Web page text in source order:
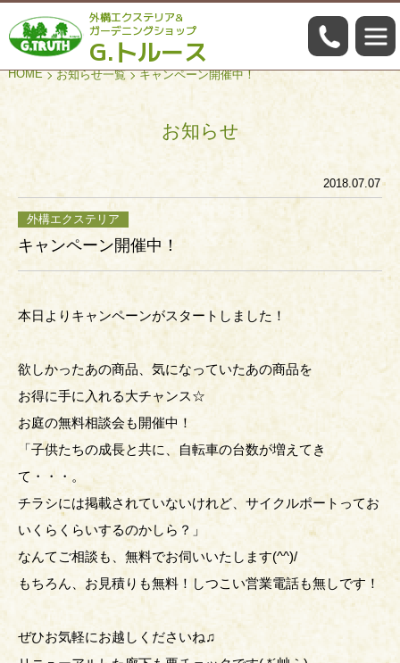
外構エクステリア&
ガーデニングショップ
G.トルース
059-
HOME お知らせ一覧 キャンペーン開催中！
お知らせ
外構エクステリア
キャンペーン開催中！
2018.07.07
本日よりキャンペーンがスタートしました！
欲しかったあの商品、気になっていたあの商品を
お得に手に入れる大チャンス☆
お庭の無料相談会も開催中！
「子供たちの成長と共に、自転車の台数が増えてき
て・・・。
チラシには掲載されていないけれど、サイクルポートってお
いくらくらいするのかしら？」
なんてご相談も、無料でお伺いいたします(^^)/
もちろん、お見積りも無料！しつこい営業電話も無しです！
ぜひお気軽にお越しくださいね♫